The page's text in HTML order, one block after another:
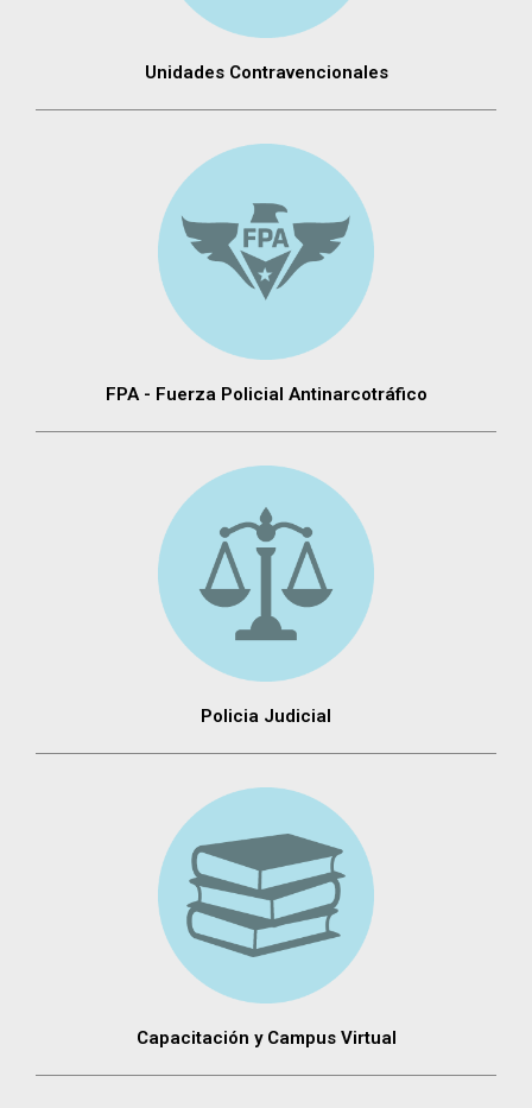
Unidades Contravencionales
FPA - Fuerza Policial Antinarcotráfico
Policia Judicial
Capacitación y Campus Virtual